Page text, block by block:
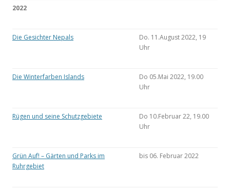
2022
Die Gesichter Nepals
Do. 11.August 2022, 19
Uhr
Die Winterfarben Islands
Do 05.Mai 2022, 19.00
Uhr
Rügen und seine Schutzgebiete
Do 10.Februar 22, 19.00
Uhr
Grün Auf! – Gärten und Parks im
Ruhrgebiet
bis 06. Februar 2022